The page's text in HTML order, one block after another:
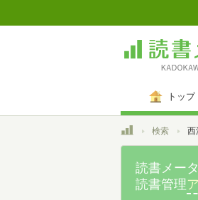
トップ
トップ検索 西
読書メー
読書管理